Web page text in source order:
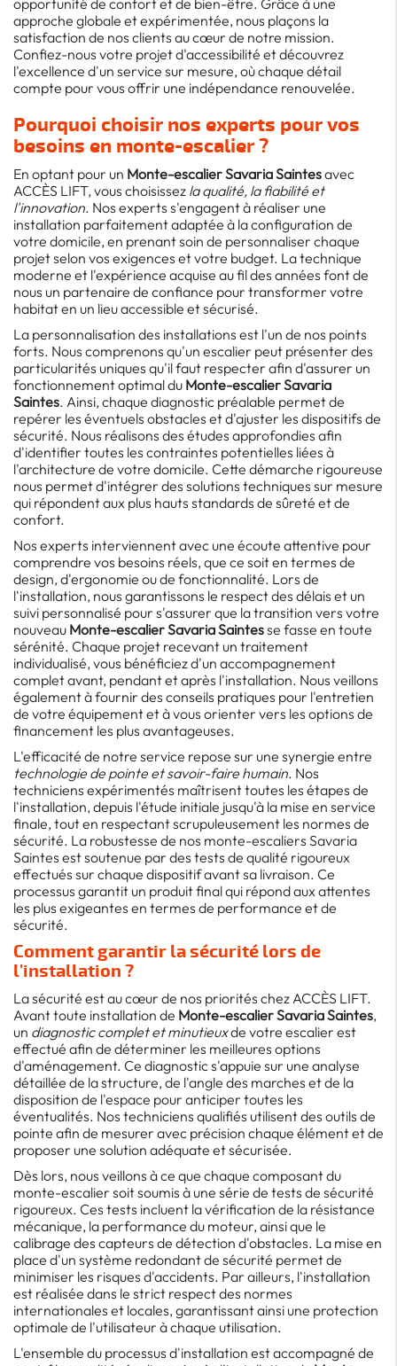
opportunité de confort et de bien-être. Grâce à une
approche globale et expérimentée, nous plaçons la
satisfaction de nos clients au cœur de notre mission.
Confiez-nous votre projet d'accessibilité et découvrez
l'excellence d'un service sur mesure, où chaque détail
compte pour vous offrir une indépendance renouvelée.
Pourquoi choisir nos experts pour vos
besoins en monte-escalier ?
En optant pour un Monte-escalier Savaria Saintesavec
ACCÈS LIFT, vous choisissez la qualité, la fiabilité et
l'innovation. Nos experts s'engagent à réaliser une
installation parfaitement adaptée à la configuration de
votre domicile, en prenant soin de personnaliser chaque
projet selon vos exigences et votre budget. La technique
moderne et l'expérience acquise au fil des années font de
nous un partenaire de confiance pour transformer votre
habitat en un lieu accessible et sécurisé.
La personnalisation des installations est l'un de nos points
forts. Nous comprenons qu'un escalier peut présenter des
particularités uniques qu'il faut respecter afin d'assurer un
fonctionnement optimal du Monte-escalier Savaria
Saintes. Ainsi, chaque diagnostic préalable permet de
repérer les éventuels obstacles et d'ajuster les dispositifs de
sécurité. Nous réalisons des études approfondies afin
d'identifier toutes les contraintes potentielles liées à
l'architecture de votre domicile. Cette démarche rigoureuse
nous permet d'intégrer des solutions techniques sur mesure
qui répondent aux plus hauts standards de sûreté et de
confort.
Nos experts interviennent avec une écoute attentive pour
comprendre vos besoins réels, que ce soit en termes de
design, d'ergonomie ou de fonctionnalité. Lors de
l'installation, nous garantissons le respect des délais et un
suivi personnalisé pour s'assurer que la transition vers votre
nouveau Monte-escalier Savaria Saintesse fasse en toute
sérénité. Chaque projet recevant un traitement
individualisé, vous bénéficiez d'un accompagnement
complet avant, pendant et après l'installation. Nous veillons
également à fournir des conseils pratiques pour l'entretien
de votre équipement et à vous orienter vers les options de
financement les plus avantageuses.
L'efficacité de notre service repose sur une synergie entre
technologie de pointe et savoir-faire humain. Nos
techniciens expérimentés maîtrisent toutes les étapes de
l'installation, depuis l'étude initiale jusqu'à la mise en service
finale, tout en respectant scrupuleusement les normes de
sécurité. La robustesse de nos monte-escaliers Savaria
Saintes est soutenue par des tests de qualité rigoureux
effectués sur chaque dispositif avant sa livraison. Ce
processus garantit un produit final qui répond aux attentes
les plus exigeantes en termes de performance et de
sécurité.
Comment garantir la sécurité lors de
l'installation ?
La sécurité est au cœur de nos priorités chez ACCÈS LIFT.
Avant toute installation de Monte-escalier Savaria Saintes,
un diagnostic complet et minutieuxde votre escalier est
effectué afin de déterminer les meilleures options
d'aménagement. Ce diagnostic s'appuie sur une analyse
détaillée de la structure, de l'angle des marches et de la
disposition de l'espace pour anticiper toutes les
éventualités. Nos techniciens qualifiés utilisent des outils de
pointe afin de mesurer avec précision chaque élément et de
proposer une solution adéquate et sécurisée.
Dès lors, nous veillons à ce que chaque composant du
monte-escalier soit soumis à une série de tests de sécurité
rigoureux. Ces tests incluent la vérification de la résistance
mécanique, la performance du moteur, ainsi que le
calibrage des capteurs de détection d'obstacles. La mise en
place d'un système redondant de sécurité permet de
minimiser les risques d'accidents. Par ailleurs, l'installation
est réalisée dans le strict respect des normes
internationales et locales, garantissant ainsi une protection
optimale de l'utilisateur à chaque utilisation.
L'ensemble du processus d'installation est accompagné de